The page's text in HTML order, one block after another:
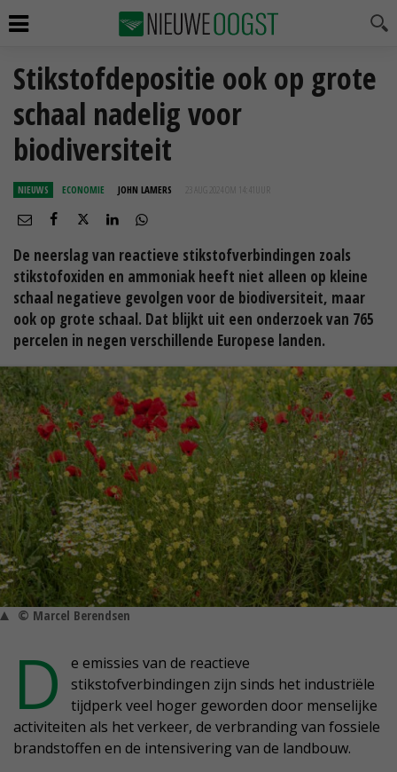
Stikstofdepositie ook op grote
schaal nadelig voor
biodiversiteit
NIEUWS ECONOMIE JOHN LAMERS 23 AUG 2024 OM 14:41
De neerslag van reactieve stikstofverbindingen zoals
stikstofoxiden en ammoniak heeft niet alleen op kleine
schaal negatieve gevolgen voor de biodiversiteit, maar
ook op grote schaal. Dat blijkt uit een onderzoek van 765
percelen in negen verschillende Europese landen.
© Marcel Berendsen
D
e emissies van de reactieve
stikstofverbindingen zijn sinds het industriële
tijdperk veel hoger geworden door menselijke
activiteiten als het verkeer, de verbranding van fossiele
brandstoffen en de intensivering van de landbouw.